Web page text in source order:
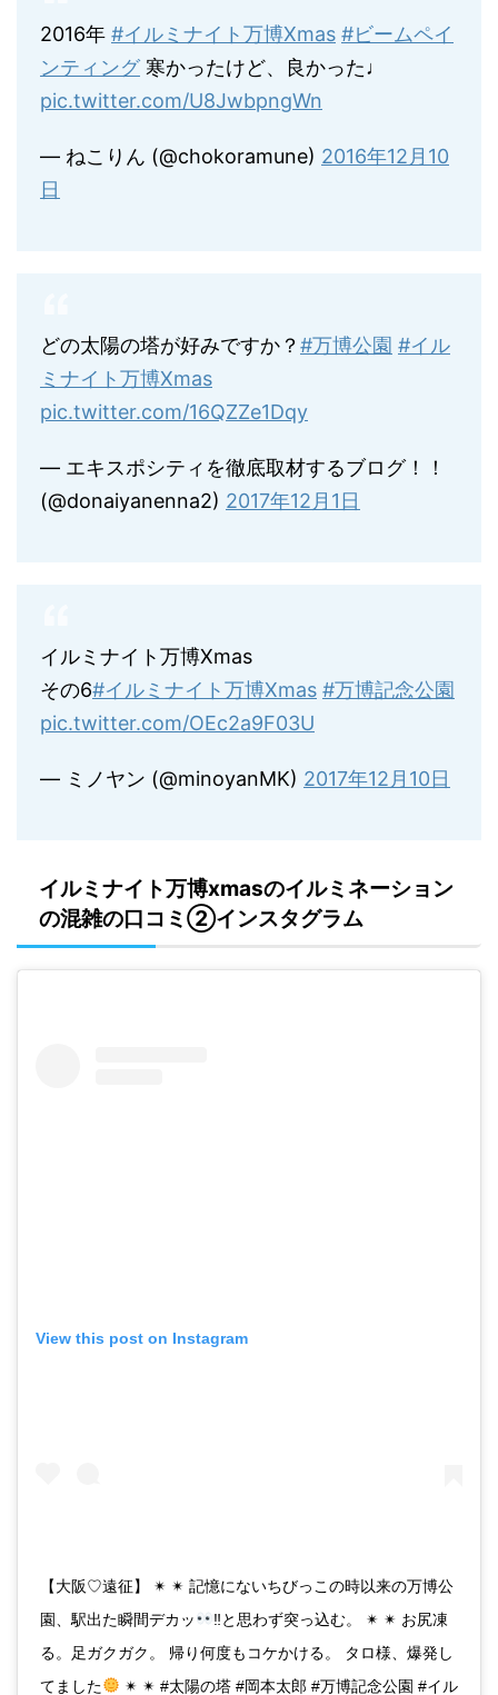
2016年 #イルミナイト万博Xmas #ビームペイ
ンティング寒かったけど、良かった♩
pic.twitter.com/U8JwbpngWn
— ねこりん (@chokoramune) 2016年12月10
日
どの太陽の塔が好みですか？ #万博公園 #イル
ミナイト万博Xmas
pic.twitter.com/16QZZe1Dqy
— エキスポシティを徹底取材するブログ！！
(@donaiyanenna2) 2017年12月1日
イルミナイト万博Xmas
その6#イルミナイト万博Xmas #万博記念公園
pic.twitter.com/OEc2a9F03U
— ミノヤン (@minoyanMK) 2017年12月10日
イルミナイト万博xmasのイルミネーション
の混雑の口コミ②インスタグラム
View this post on Instagram
【大阪♡遠征】 ✴︎ ✴︎ 記憶にないちびっこの時以来の万博公
園、駅出た瞬間デカッ
‼︎と思わず突っ込む。 ✴︎ ✴︎ お尻凍
る。足ガクガク。 帰り何度もコケかける。 タロ様、爆発し
てました
✴︎ ✴︎ #太陽の塔 #岡本太郎 #万博記念公園 #イル